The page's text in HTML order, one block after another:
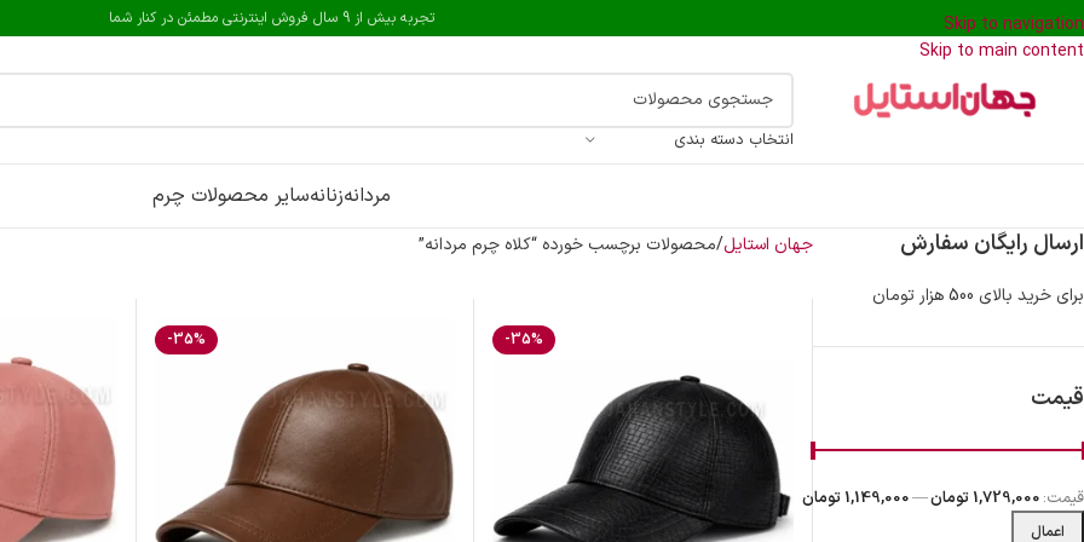
Skip to navigation
Skip to main content
تجربه بیش از 9 سال فروش اینترنتی مطمئن در کنار شما
انتخاب دسته بندی
مردانهزنانهسایر محصولات چرم
ارسال رایگان سفارش
برای خرید بالای 500 هزار تومان
قیمت
اعمال
قیمت: 1,729,000 تومان —1,149,000 تومان
جهان استایل محصولات برچسب خورده “کلاه چرم مردانه”
-35%
-35%